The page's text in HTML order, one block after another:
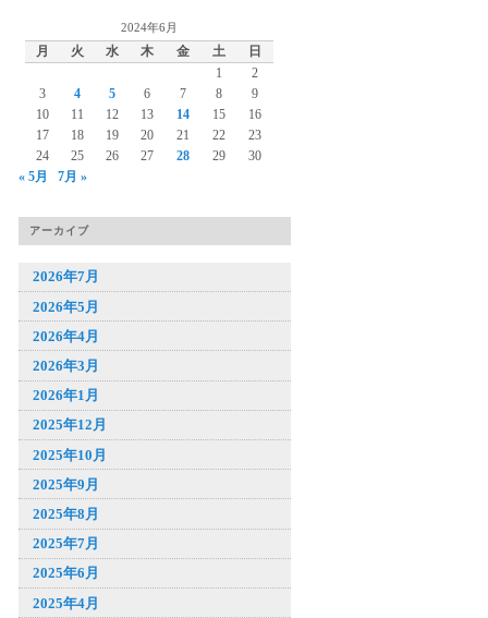
2024年6月
月 火 水 木 金 土
日
1
2
3
4 5 6 7 8
9
10
11 12 13 14 15
16
17
18 19 20 21 22
23
24
25 26 27 28 29
30
« 5月
7月 »
アーカイブ
2026年7月
2026年5月
2026年4月
2026年3月
2026年1月
2025年12月
2025年10月
2025年9月
2025年8月
2025年7月
2025年6月
2025年4月